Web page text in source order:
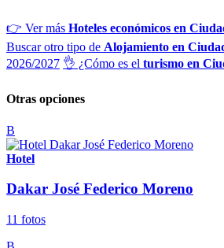
👉 Ver más Hoteles económicos en
Buscar otro tipo de Alojamiento en
2026/2027 👌 ¿Cómo es el turismo en
Otras opciones
B
Hotel
Dakar José Federico Moreno
11 fotos